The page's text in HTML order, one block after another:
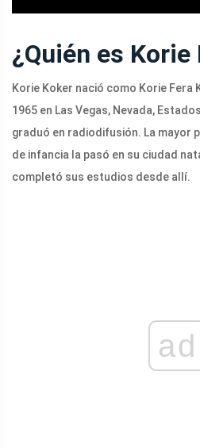
¿Quién es Korie
Korie Koker nació como Korie Fera
1965 en Las Vegas, Nevada,
graduó en radiodifusión. La mayor
de infancia la pasó en su ciudad
completó sus estudios desde allí.
ad